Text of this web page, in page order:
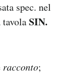
spec. nel
SIN.
racconto;